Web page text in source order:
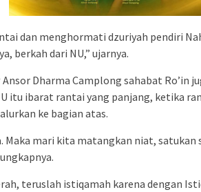
dan menghormati dzuriyah pendiri
berkah dari NU,” ujarnya.
Ansor Dharma Camplong sahabat Ro’in
itu ibarat rantai yang panjang, ketika
ke bagian atas.
Maka mari kita matangkan niat,
teruslah istiqamah karena dengan